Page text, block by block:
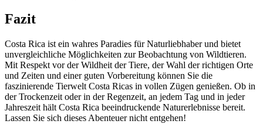
Fazit
Costa Rica ist ein wahres Paradies für Naturliebhaber und bietet
unvergleichliche Möglichkeiten zur Beobachtung von Wildtieren.
Mit Respekt vor der Wildheit der Tiere, der Wahl der richtigen Orte
und Zeiten und einer guten Vorbereitung können Sie die
faszinierende Tierwelt Costa Ricas in vollen Zügen genießen. Ob in
der Trockenzeit oder in der Regenzeit, an jedem Tag und in jeder
Jahreszeit hält Costa Rica beeindruckende Naturerlebnisse bereit.
Lassen Sie sich dieses Abenteuer nicht entgehen!